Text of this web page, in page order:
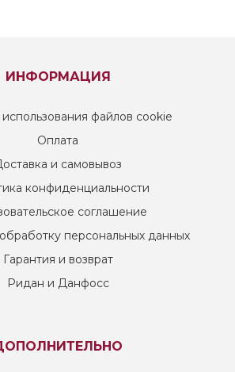
ИНФОРМАЦИЯ
файлов cookie
Оплата
и самовывоз
конфиденциальности
соглашение
персональных данных
Гарантия и возврат
Ридан и Данфосс